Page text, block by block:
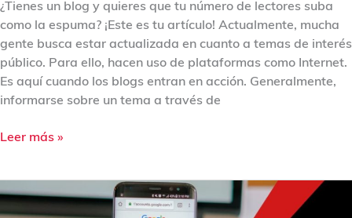
¿Tienes un blog y quieres que tu número de lectores suba
como la espuma? ¡Este es tu artículo! Actualmente, mucha
gente busca estar actualizada en cuanto a temas de interés
público. Para ello, hacen uso de plataformas como Internet.
Es aquí cuando los blogs entran en acción. Generalmente,
informarse sobre un tema a través de
Leer más »
¿Qué